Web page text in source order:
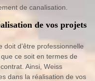
de canalisation.
de vos projets
d’être professionnelle
ce soit en termes de
Ainsi, Weiss
dans la réalisation de vos